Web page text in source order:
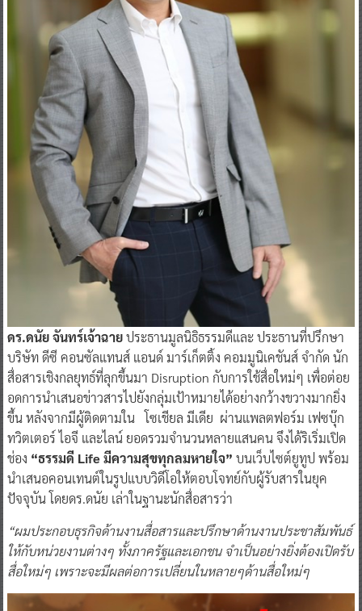
ดร.ดนัย จันทร์เจ้าฉายประธานมูลนิธิธรรมดีและ ประธานที่ปรึกษา
บริษัท ดีซี คอนซัลแทนส์ แอนด์ มาร์เก็ตติ้ง คอมมูนิเคชันส์ จำกัด นัก
สื่อสารเชิงกลยุทธ์ที่ลุกขึ้นมา Disruption กับการใช้สื่อใหม่ๆ เพื่อต่อย
อดการนำเสนอข่าวสารไปยังกลุ่มเป้าหมายได้อย่างกว้างขวางมากยิ่ง
ขึ้น หลังจากมีผู้ติดตามใน โซเชียล มีเดีย ผ่านแพลตฟอร์ม เฟซบุ๊ก
ทวิตเตอร์ ไอจี และไลน์ ยอดรวมจำนวนหลายแสนคน จึงได้ริเริ่มเปิด
ช่อง “ธรรมดี Lifeมีความสุขทุกลมหายใจ” บนเว็บไซต์ยูทูป พร้อม
นำเสนอคอนเทนต์ในรูปแบบวิดีโอให้ตอบโจทย์กับผู้รับสารในยุค
ปัจจุบัน โดยดร.ดนัย เล่าในฐานะนักสื่อสารว่า
“ผมประกอบธุรกิจด้านงานสื่อสารและปรึกษาด้านงานประชาสัมพันธ์
ให้กับหน่วยงานต่างๆ ทั้งภาครัฐและเอกชน จำเป็นอย่างยิ่งต้องเปิดรับ
สื่อใหม่ๆ เพราะจะมีผลต่อการเปลี่ยนในหลายๆด้านสื่อใหม่ๆ